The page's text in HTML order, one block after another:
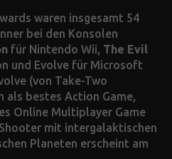
waren insgesamt 54
bei den Konsolen
für Nintendo Wii, The Evil
und Evolve für Microsoft
(von Take-Two
als bestes Action Game,
Online Multiplayer Game
mit intergalaktischen
Planeten erscheint am